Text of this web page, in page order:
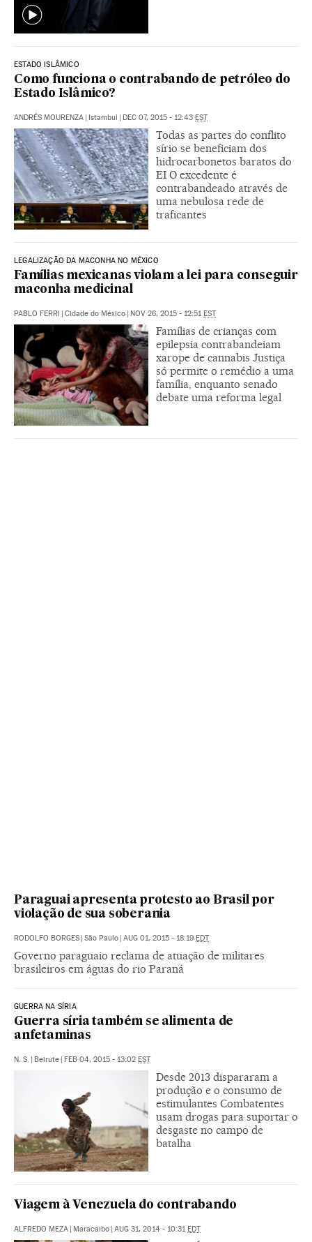
ESTADO ISLÂMICO
Como funciona o contrabando de petróleo do
Estado Islâmico?
ANDRÉS MOURENZA | Istambul | DEC 07, 2015 - 12:43 EST
Todas as partes do conflito
sírio se beneficiam dos
hidrocarbonetos baratos do
EI O excedente é
contrabandeado através de
uma nebulosa rede de
traficantes
LEGALIZAÇÃO DA MACONHA NO MÉXICO
Famílias mexicanas violam a lei para conseguir
maconha medicinal
PABLO FERRI | Cidade do México | NOV 26, 2015 - 12:51EST
Famílias de crianças com
epilepsia contrabandeiam
xarope de cannabis Justiça
só permite o remédio a uma
família, enquanto senado
debate uma reforma legal
Paraguai apresenta protesto ao Brasil por
violação de sua soberania
RODOLFO BORGES | São Paulo | AUG 01, 2015 - 18:19 EDT
Governo paraguaio reclama de atuação de militares
brasileiros em águas do rio Paraná
GUERRA NA SÍRIA
Guerra síria também se alimenta de
anfetaminas
N. S. | Beirute | FEB 04, 2015 - 13:02 EST
Desde 2013 dispararam a
produção e o consumo de
estimulantes Combatentes
usam drogas para suportar o
desgaste no campo de
batalha
Viagem à Venezuela do contrabando
ALFREDO MEZA | Maracaibo | AUG 31, 2014 - 10:31EDT